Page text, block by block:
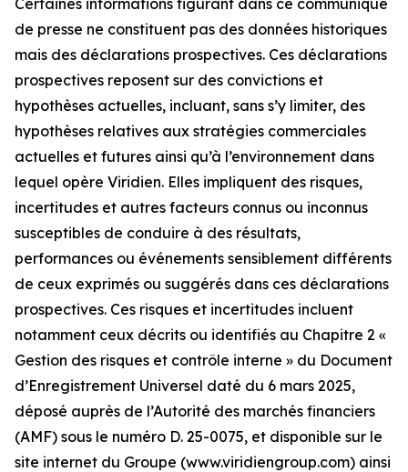
de presse ne constituent pas des données historiques
mais des déclarations prospectives. Ces déclarations
prospectives reposent sur des convictions et
hypothèses actuelles, incluant, sans s’y limiter, des
hypothèses relatives aux stratégies commerciales
actuelles et futures ainsi qu’à l’environnement dans
lequel opère Viridien. Elles impliquent des risques,
incertitudes et autres facteurs connus ou inconnus
susceptibles de conduire à des résultats,
performances ou événements sensiblement différents
de ceux exprimés ou suggérés dans ces déclarations
prospectives. Ces risques et incertitudes incluent
notamment ceux décrits ou identifiés au Chapitre 2 «
Gestion des risques et contrôle interne » du Document
d’Enregistrement Universel daté du 6 mars 2025,
déposé auprès de l’Autorité des marchés financiers
(AMF) sous le numéro D. 25-0075, et disponible sur le
site internet du Groupe (www.viridiengroup.com) ainsi